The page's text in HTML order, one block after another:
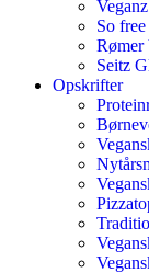
Veganz
So
Rømer
Seitz
Opskrifter